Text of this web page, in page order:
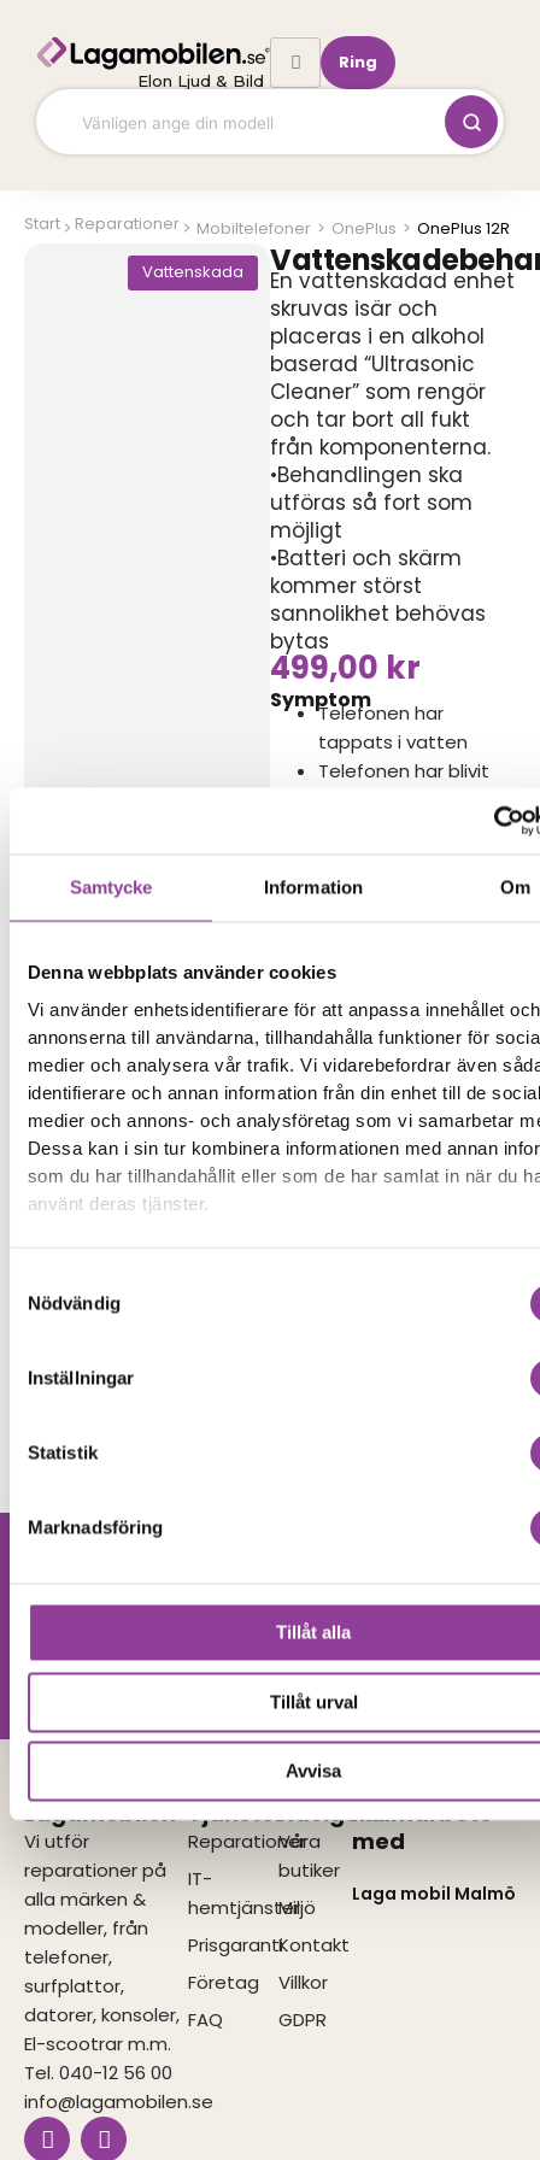
Samtycke Information Om
Denna webbplats använder cookies
Vi använder enhetsidentifierare för att anpassa innehållet och
annonserna till användarna, tillhandahålla funktioner för
medier och analysera vår trafik. Vi vidarebefordrar även
identifierare och annan information från din enhet till de
medier och annons- och analysföretag som vi samarbetar
Dessa kan i sin tur kombinera informationen med annan
som du har tillhandahållit eller som de har samlat in när du
använt deras tjänster.
Nödvändig
Inställningar
Statistik
Marknadsföring
Tillåt alla
Tillåt urval
Avvisa
innehåll
Elon Ljud & Bild
Ring
Start Reparationer Mobiltelefoner > OnePlus > OnePlus 12R
Vattenskada
En vattenskadad enhet
skruvas isär och
placeras i en alkohol
baserad “Ultrasonic
Cleaner” som rengör
och tar bort all fukt
från komponenterna.
•Behandlingen ska
utföras så fort som
möjligt
•Batteri och skärm
kommer störst
sannolikhet behövas
bytas
499,00 kr
Symptom
Telefonen har
tappats i vatten
Telefonen har blivit
Vi lämnar ingen
garanti på denna
reparation
Boka tid
Felsökning
Byte av batteri
3 199,00
din produkt?
Vänligen kontakta oss!
Lagamobilen
Vi utför
reparationer på
alla märken &
modeller, från
telefoner,
surfplattor,
datorer, konsoler,
El-scootrar m.m.
Tel. 040-12 56 00
info@lagamobilen.se
I
n
F
a
Tjänster
Reparationer
IT-
hemtjänster
Prisgaranti
Företag
FAQ
Navigera
Våra
butiker
Miljö
Kontakt
Villkor
GDPR
I samarbete
med
Laga mobil Malmö